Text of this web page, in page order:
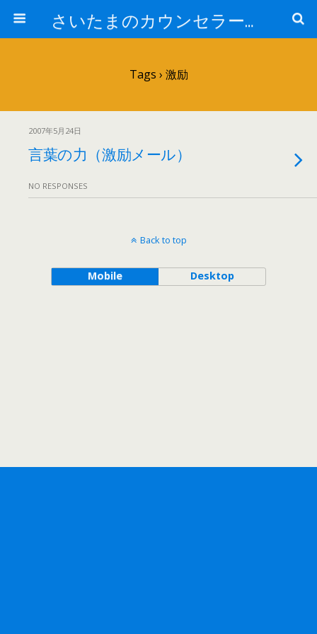
さいたまのカウンセラー日記
Tags › 激励
2007年5月24日
言葉の力（激励メール）
NO RESPONSES
Back to top
Mobile Desktop